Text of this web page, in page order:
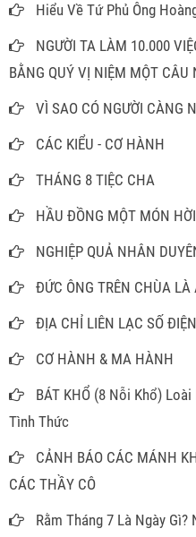
Hiểu Về Tứ Phủ Ông
NGƯỜI TA LÀM 10.000
BẰNG QUÝ VỊ NIỆM MỘT
VÌ SAO CÓ NGƯỜI CÀNG
CÁC KIỂU - CƠ HÀNH
THÁNG 8 TIỆC CHA
HẦU ĐỒNG MỘT MÓN
NGHIỆP QUẢ NHÂN
ĐỨC ÔNG TRÊN CHÙA LÀ
ĐỊA CHỈ LIÊN LẠC SỐ
CƠ HÀNH & MA HÀNH
BÁT KHỔ (8 Nỗi Khổ)
Tình Thức
CẢNH BÁO CÁC MÁNH
CÁC THẦY CÔ
Rằm Tháng 7 Là Ngày